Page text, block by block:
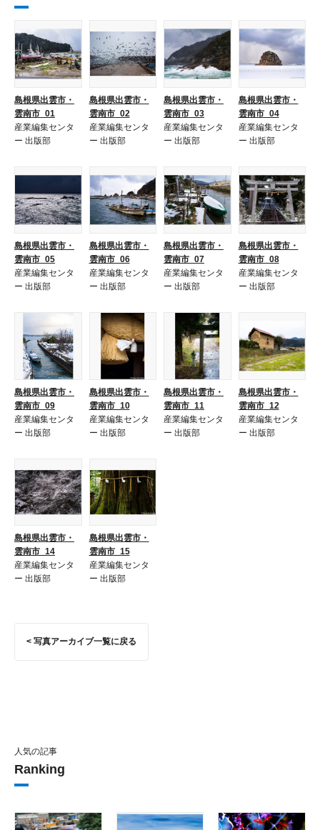
島根県出雲市・
雲南市_01
産業編集センタ
ー 出版部
島根県出雲市・
雲南市_02
産業編集センタ
ー 出版部
島根県出雲市・
雲南市_03
産業編集センタ
ー 出版部
島根県出雲市・
雲南市_04
産業編集センタ
ー 出版部
島根県出雲市・
雲南市_05
産業編集センタ
ー 出版部
島根県出雲市・
雲南市_06
産業編集センタ
ー 出版部
島根県出雲市・
雲南市_07
産業編集センタ
ー 出版部
島根県出雲市・
雲南市_08
産業編集センタ
ー 出版部
島根県出雲市・
雲南市_09
産業編集センタ
ー 出版部
島根県出雲市・
雲南市_10
産業編集センタ
ー 出版部
島根県出雲市・
雲南市_11
産業編集センタ
ー 出版部
島根県出雲市・
雲南市_12
産業編集センタ
ー 出版部
島根県出雲市・
雲南市_14
産業編集センタ
ー 出版部
島根県出雲市・
雲南市_15
産業編集センタ
ー 出版部
< 写真アーカイブ一覧に戻る
人気の記事
Ranking